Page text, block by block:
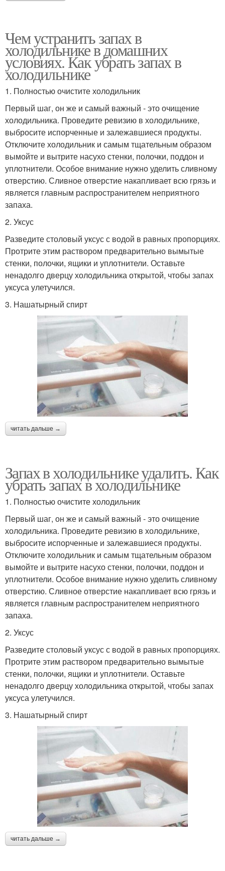
Чем устранить запах в
холодильнике в домашних
условиях. Как убрать запах в
холодильнике
1. Полностью очистите холодильник
Первый шаг, он же и самый важный - это очищение
холодильника. Проведите ревизию в холодильнике,
выбросите испорченные и залежавшиеся продукты.
Отключите холодильник и самым тщательным образом
вымойте и вытрите насухо стенки, полочки, поддон и
уплотнители. Особое внимание нужно уделить сливному
отверстию. Сливное отверстие накапливает всю грязь и
является главным распространителем неприятного
запаха.
2. Уксус
Разведите столовый уксус с водой в равных пропорциях.
Протрите этим раствором предварительно вымытые
стенки, полочки, ящики и уплотнители. Оставьте
ненадолго дверцу холодильника открытой, чтобы запах
уксуса улетучился.
3. Нашатырный спирт
читать дальше →
Запах в холодильнике удалить. Как
убрать запах в холодильнике
1. Полностью очистите холодильник
Первый шаг, он же и самый важный - это очищение
холодильника. Проведите ревизию в холодильнике,
выбросите испорченные и залежавшиеся продукты.
Отключите холодильник и самым тщательным образом
вымойте и вытрите насухо стенки, полочки, поддон и
уплотнители. Особое внимание нужно уделить сливному
отверстию. Сливное отверстие накапливает всю грязь и
является главным распространителем неприятного
запаха.
2. Уксус
Разведите столовый уксус с водой в равных пропорциях.
Протрите этим раствором предварительно вымытые
стенки, полочки, ящики и уплотнители. Оставьте
ненадолго дверцу холодильника открытой, чтобы запах
уксуса улетучился.
3. Нашатырный спирт
читать дальше →